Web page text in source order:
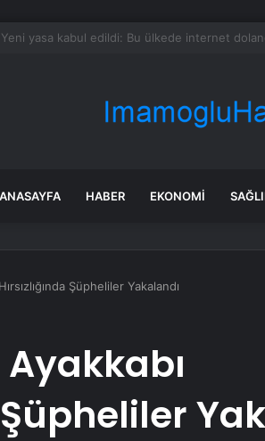
Aziz Yıldırım’dan Fenerbahçe İçin Plan
ANASAYFA HABER EKONOMI
Şüpheliler Yakalandı
Şüpheliler